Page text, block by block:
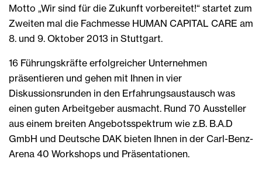
Motto „Wir sind für die Zukunft vorbereitet!“ startet zum
Zweiten mal die Fachmesse HUMAN CAPITAL CARE am
8. und 9. Oktober 2013 in Stuttgart.
16 Führungskräfte erfolgreicher Unternehmen
präsentieren und gehen mit Ihnen in vier
Diskussionsrunden in den Erfahrungsaustausch was
einen guten Arbeitgeber ausmacht. Rund 70 Aussteller
aus einem breiten Angebotsspektrum wie z.B. B.A.D
GmbH und Deutsche DAK bieten Ihnen in der Carl-Benz-
Arena 40 Workshops und Präsentationen.